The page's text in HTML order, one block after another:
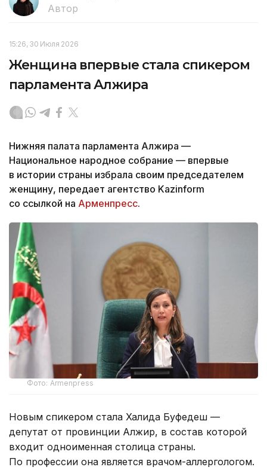
Автор
15:26, 30 Июля 2026
Женщина впервые стала спикером
парламента Алжира
Нижняя палата парламента Алжира —
Национальное народное собрание — впервые
в истории страны избрала своим председателем
женщину, передает агентство Kazinform
со ссылкой на Арменпресс.
Фото: Armenpress
Новым спикером стала Халида Буфедеш —
депутат от провинции Алжир, в состав которой
входит одноименная столица страны.
По профессии она является врачом-аллергологом.